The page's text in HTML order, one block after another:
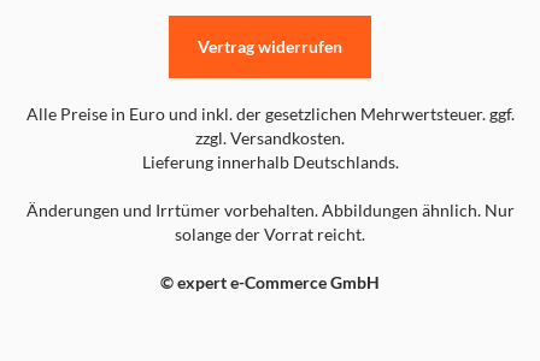
Alle Preise in Euro und inkl. der gesetzlichen Mehrwertsteuer. ggf.
zzgl. Versandkosten.
Lieferung innerhalb Deutschlands.
Änderungen und Irrtümer vorbehalten. Abbildungen ähnlich. Nur
solange der Vorrat reicht.
© expert e-Commerce GmbH
Vertrag widerrufen